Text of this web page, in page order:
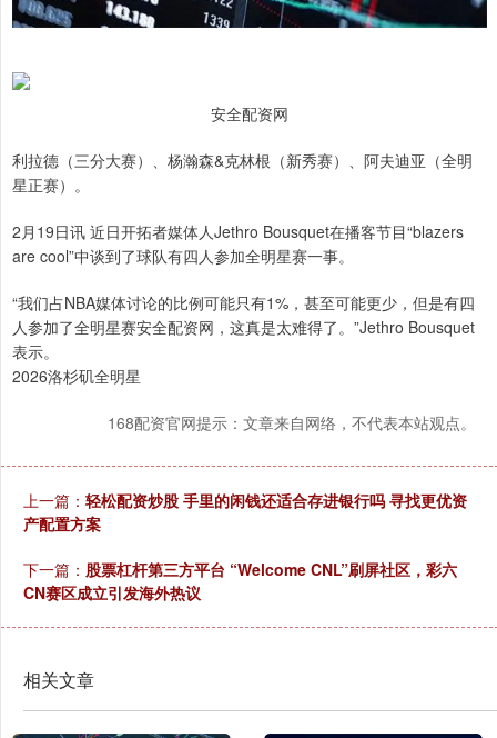
安全配资网
利拉德（三分大赛）、杨瀚森&克林根（新秀赛）、阿夫迪亚（全明
星正赛）。
2月19日讯 近日开拓者媒体人Jethro Bousquet在播客节目“blazers
are cool”中谈到了球队有四人参加全明星赛一事。
“我们占NBA媒体讨论的比例可能只有1%，甚至可能更少，但是有四
人参加了全明星赛安全配资网，这真是太难得了。”Jethro Bousquet
表示。
2026洛杉矶全明星
168配资官网提示：文章来自网络，不代表本站观点。
上一篇： 轻松配资炒股 手里的闲钱还适合存进银行吗 寻找更优资
产配置方案
下一篇： 股票杠杆第三方平台 “Welcome CNL”刷屏社区，彩六
CN赛区成立引发海外热议
相关文章